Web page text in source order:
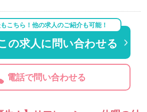
こちら！他の求人のご紹介も可能！
の求人に問い合わせる
電話で問い合わせる